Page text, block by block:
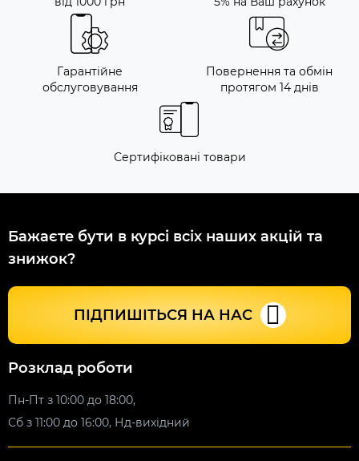
Гарантійне
обслуговування
Повернення та обмін
протягом 14 днів
Сертифіковані товари
Бажаєте бути в курсі всіх наших акцій та
знижок?
ПІДПИШІТЬСЯ НА НАС
Розклад роботи
Пн-Пт з 10:00 до 18:00,
Сб з 11:00 до 16:00, Нд-вихідний